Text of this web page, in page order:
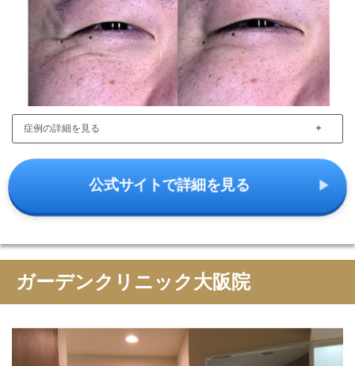
症例の詳細を見る ＋
公式サイトで詳細を見る
ガーデンクリニック大阪院